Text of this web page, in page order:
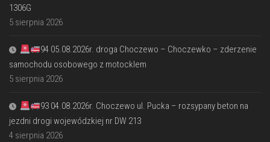
1306G
5 sierpnia 2026
94 05.08.2026r. droga Choczewo – Choczewko – zderzenie
samochodu osobowego z motocklem
5 sierpnia 2026
93 04.08.2026r. Choczewo ul. Pucka – rozsypany beton na
jezdni drogi wojewódzkiej nr DW 213
4 sierpnia 2026